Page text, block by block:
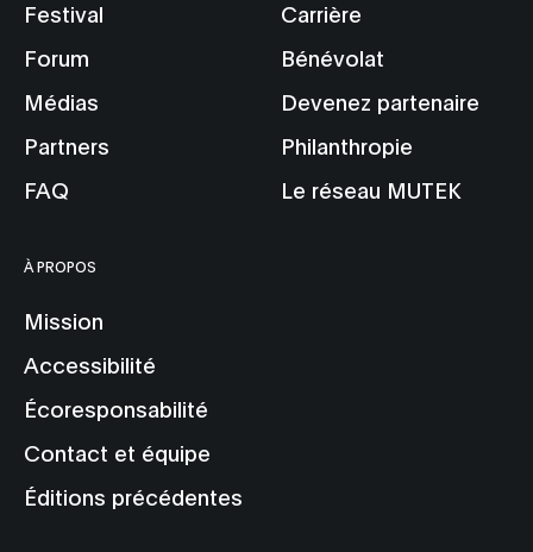
Festival
Forum
Médias
Partners
FAQ
Carrière
Bénévolat
Devenez partenaire
Philanthropie
Le réseau MUTEK
À PROPOS
Mission
Accessibilité
Écoresponsabilité
Contact et équipe
Éditions précédentes